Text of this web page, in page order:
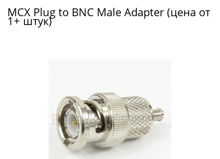
MCX Plug to BNC Male Adapter (цена от
1+ штук)